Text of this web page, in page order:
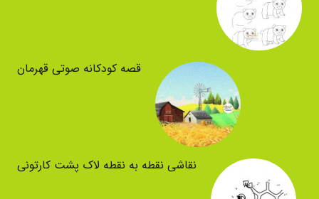
قصه کودکانه صوتی قهرمان
نقاشی نقطه به نقطه لاک پشت کارتونی